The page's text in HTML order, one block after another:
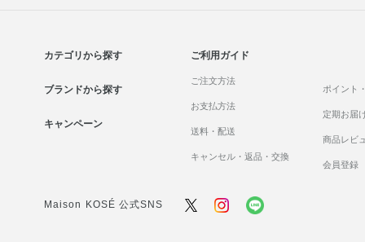
カテゴリから探す
ブランドから探す
キャンペーン
ご利用ガイド
ご注文方法
お支払方法
送料・配送
キャンセル・返品・交換
ポイント
定期お届
商品レビ
会員登録
Maison KOSÉ 公式SNS